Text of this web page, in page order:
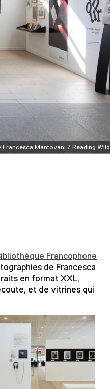
Mantovani / Reading Wild
Francophone
de Francesca
en format XXL,
et de vitrines qui